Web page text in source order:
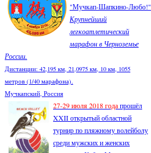
"Мучкап-Шапкино-Любо!"
Крупнейший
легкоатлетический
марафон в Черноземье
России.
Дистанции: 42,195 км, 21,0975 км, 10 км, 1055
метров (1/40 марафона).
Мучкапский, Россия
27-29 июля 2018 годапрошёл
XXII открытый областной
турнир по пляжному волейболу
среди мужских и женских